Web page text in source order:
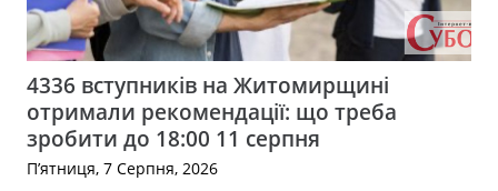
4336 вступників на Житомирщині
отримали рекомендації: що треба
зробити до 18:00 11 серпня
П’ятниця, 7 Серпня, 2026